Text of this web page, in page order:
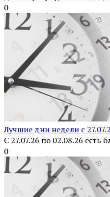
0
Лучшие дни недели с
С 27.07.26 по 02.08.26 есть
0